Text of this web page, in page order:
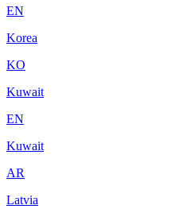
EN
Korea
KO
Kuwait
EN
Kuwait
AR
Latvia